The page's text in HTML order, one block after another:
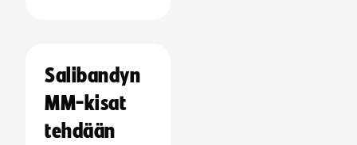
Salibandyn
MM-kisat
tehdään